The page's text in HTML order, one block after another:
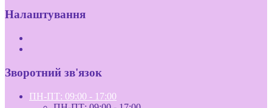
Налаштування
Зворотний зв'язок
ПН-ПТ: 09:00 - 17:00